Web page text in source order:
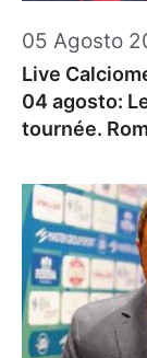
05 Agosto
Live
04 agosto:
tournée.